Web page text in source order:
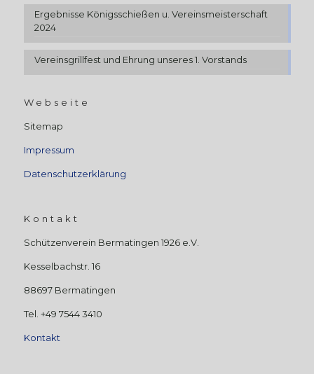
Ergebnisse Königsschießen u. Vereinsmeisterschaft
2024
Vereinsgrillfest und Ehrung unseres 1. Vorstands
Webseite
Sitemap
Impressum
Datenschutzerklärung
Kontakt
Schützenverein Bermatingen 1926 e.V.
Kesselbachstr. 16
88697 Bermatingen
Tel. +49 7544 3410
Kontakt